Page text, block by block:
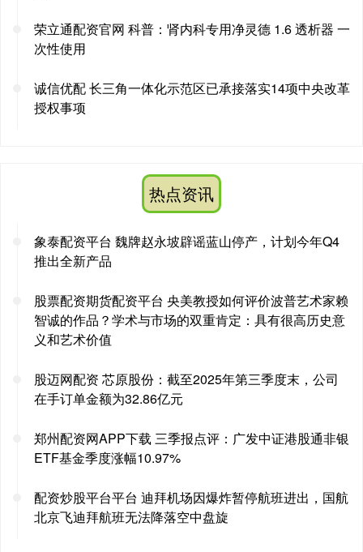
荣立通配资官网 科普：肾内科专用净灵德 1.6 透析器 一
次性使用
诚信优配 长三角一体化示范区已承接落实14项中央改革
授权事项
热点资讯
象泰配资平台 魏牌赵永坡辟谣蓝山停产，计划今年Q4
推出全新产品
股票配资期货配资平台 央美教授如何评价波普艺术家赖
智诚的作品？学术与市场的双重肯定：具有很高历史意
义和艺术价值
股迈网配资 芯原股份：截至2025年第三季度末，公司
在手订单金额为32.86亿元
郑州配资网APP下载 三季报点评：广发中证港股通非银
ETF基金季度涨幅10.97%
配资炒股平台平台 迪拜机场因爆炸暂停航班进出，国航
北京飞迪拜航班无法降落空中盘旋